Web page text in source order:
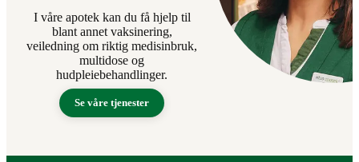
I våre apotek kan du få hjelp til
blant annet vaksinering,
veiledning om riktig medisinbruk,
multidose og
hudpleiebehandlinger.
Se våre tjenester